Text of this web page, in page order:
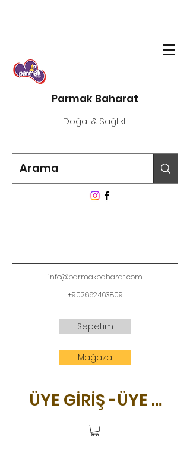
Parmak Baharat
Doğal & Sağlıklı
info@parmakbaharat.com
+902662463809
Sepetim
Mağaza
ÜYE GİRİŞ -ÜYE OL